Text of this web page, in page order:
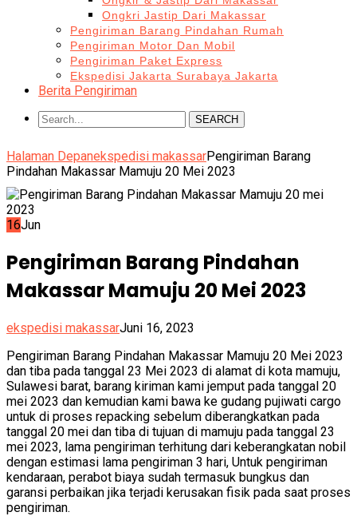
Ongkri Jastip Dari Makassar
Pengiriman Barang Pindahan Rumah
Pengiriman Motor Dan Mobil
Pengiriman Paket Express
Ekspedisi Jakarta Surabaya Jakarta
Berita Pengiriman
SEARCH
Halaman Depanekspedisi makassarPengiriman Barang
Pindahan Makassar Mamuju 20 Mei 2023
16Jun
Pengiriman Barang Pindahan
Makassar Mamuju 20 Mei 2023
ekspedisi makassarJuni 16, 2023
Pengiriman Barang Pindahan Makassar Mamuju 20 Mei 2023
dan tiba pada tanggal 23 Mei 2023 di alamat di kota mamuju,
Sulawesi barat, barang kiriman kami jemput pada tanggal 20
mei 2023 dan kemudian kami bawa ke gudang pujiwati cargo
untuk di proses repacking sebelum diberangkatkan pada
tanggal 20 mei dan tiba di tujuan di mamuju pada tanggal 23
mei 2023, lama pengiriman terhitung dari keberangkatan nobil
dengan estimasi lama pengiriman 3 hari, Untuk pengiriman
kendaraan, perabot biaya sudah termasuk bungkus dan
garansi perbaikan jika terjadi kerusakan fisik pada saat proses
pengiriman.